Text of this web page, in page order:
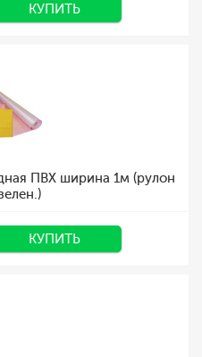
КУПИТЬ
ПВХ ширина 1м (рулон
КУПИТЬ